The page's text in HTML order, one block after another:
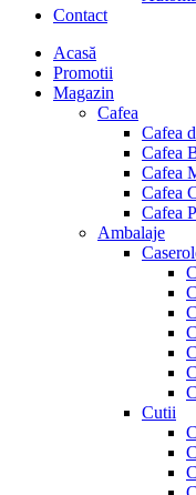
Contact
Menu
Acasă
Promotii
Magazin
Cafea
Cafea
Cafea
Cafea
Cafea
Cafea
Ambalaje
Cutii